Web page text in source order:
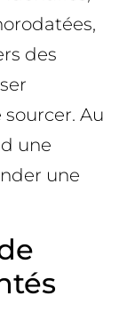
des
Au
une
une